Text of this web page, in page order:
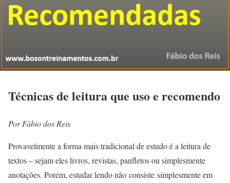
Técnicas de leitura que uso e recomendo
Por Fábio dos Reis
Provavelmente a forma mais tradicional de estudo é a leitura de
textos – sejam eles livros, revistas, panfletos ou simplesmente
anotações. Porém, estudar lendo não consiste simplesmente em